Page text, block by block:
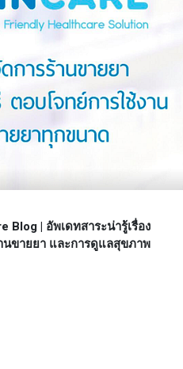
| อัพเดทสาระน่ารู้เรื่อง
นขายยา และการดูแลสุขภาพ